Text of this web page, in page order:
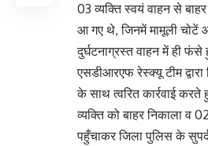
03 व्यक्ति स्वयं वाहन से
आ गए थे, जिनमें मामूली चोटें
दुर्घटनाग्रस्त वाहन में ही फंसे
एसडीआरएफ रेस्क्यू टीम
के साथ त्वरित कार्रवाई
व्यक्ति को बाहर निकाला व
पहुँचाकर जिला पुलिस के